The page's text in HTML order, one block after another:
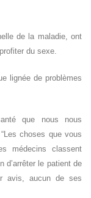
de la maladie, ont
du sexe.
lignée de problèmes
que nous nous
choses que vous
médecins classent
d’arrêter le patient de
avis, aucun de ses